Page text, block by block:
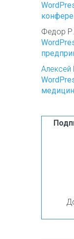
Федор Р.